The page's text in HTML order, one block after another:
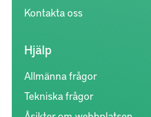
Kontakta oss
Hjälp
Allmänna frågor
Tekniska frågor